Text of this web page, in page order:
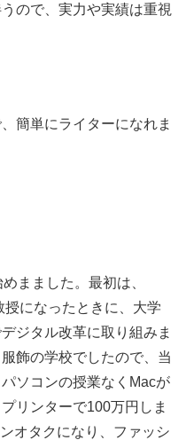
ので、実力や実績は重視
簡単にライターになれま
まました。最初は、
になったときに、大学
ジタル改革に取り組みま
飾の学校でしたので、当
ソコンの授業なくMacが
リンターで100万円しま
オタクになり、ファッシ